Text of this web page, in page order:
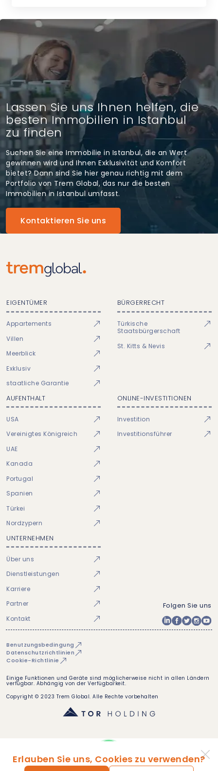
Lassen Sie uns Ihnen helfen, die
besten Immobilien in Istanbul
zu finden
Suchen Sie eine Immobilie in Istanbul, die an Wert
gewinnen wird und Ihnen Exklusivität und Komfort
bietet? Dann sind Sie hier genau richtig mit dem
Portfolio von Trem Global, das nur die besten
Immobilien in Istanbul umfasst.
Kontaktieren Sie uns
Erlauben Sie uns, Cookies zu verwenden?
EIGENTÜMER
Appartements
Villen
Meerblick
Exklusiv
staatliche Garantie
BÜRGERRECHT
Türkische
Staatsbürgerschaft
St. Kitts & Nevis
AUFENTHALT
USA
Vereinigtes Königreich
UAE
Kanada
Portugal
Spanien
Türkei
Nordzypern
ONLINE-INVESTITIONEN
Investition
Investitionsführer
UNTERNEHMEN
Über uns
Dienstleistungen
Karriere
Partner
Kontakt
Folgen Sie uns
Benutzungsbedingung
Datenschutzrichtlinien
Cookie-Richtlinie
Einige Funktionen und Geräte sind möglicherweise nicht in allen Ländern
verfügbar. Abhängig von der Verfügbarkeit.
Copyright © 2023 Trem Global. Alle Rechte vorbehalten